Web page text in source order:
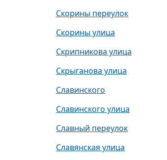
Скорины переулок
Скорины улица
Скрипникова улица
Скрыганова улица
Славинского
Славинского улица
Славный переулок
Славянская улица